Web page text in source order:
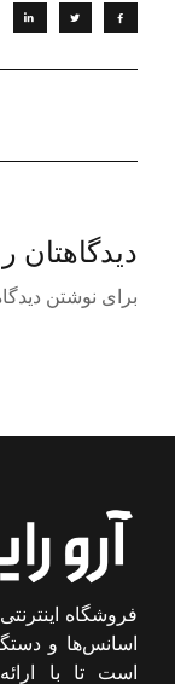
دیدگاهتان
برای نوشتن
فروشگاه
اسانس‌ها و
است تا با